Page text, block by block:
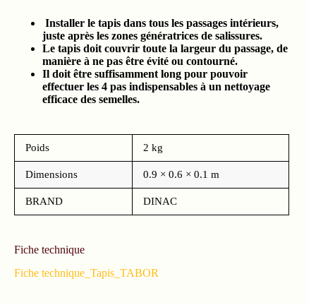
Installer le tapis dans tous les passages intérieurs,
juste après les zones génératrices de salissures.
Le tapis doit couvrir toute la largeur du passage, de
manière à ne pas être évité ou contourné.
Il doit être suffisamment long pour pouvoir
effectuer les 4 pas indispensables à un nettoyage
efficace des semelles.
Poids 2 kg
Dimensions 0.9 × 0.6 × 0.1 m
BRAND DINAC
Fiche technique
Fiche technique_Tapis_TABOR